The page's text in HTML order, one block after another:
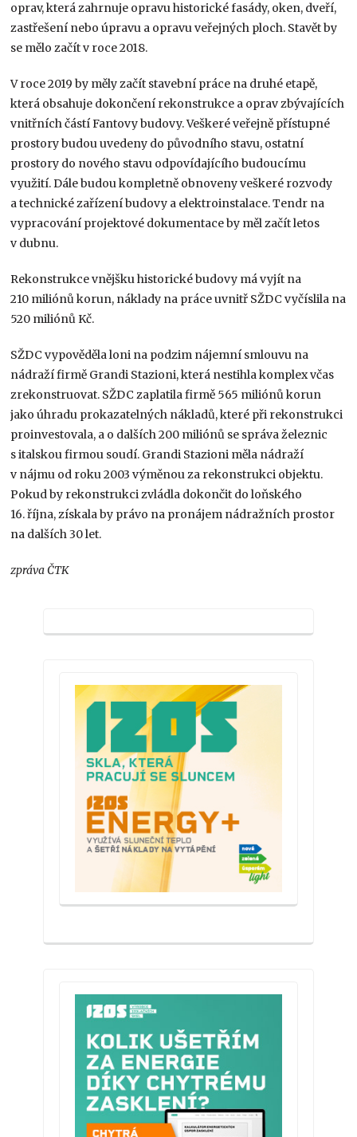
oprav, která zahrnuje opravu historické fasády, oken, dveří,
zastřešení nebo úpravu a opravu veřejných ploch. Stavět by
se mělo začít v roce 2018.
V roce 2019 by měly začít stavební práce na druhé etapě,
která obsahuje dokončení rekonstrukce a oprav zbývajících
vnitřních částí Fantovy budovy. Veškeré veřejně přístupné
prostory budou uvedeny do původního stavu, ostatní
prostory do nového stavu odpovídajícího budoucímu
využití. Dále budou kompletně obnoveny veškeré rozvody
a technické zařízení budovy a elektroinstalace. Tendr na
vypracování projektové dokumentace by měl začít letos
v dubnu.
Rekonstrukce vnějšku historické budovy má vyjít na
210 miliónů korun, náklady na práce uvnitř SŽDC vyčíslila na
520 miliónů Kč.
SŽDC vypověděla loni na podzim nájemní smlouvu na
nádraží firmě Grandi Stazioni, která nestihla komplex včas
zrekonstruovat. SŽDC zaplatila firmě 565 miliónů korun
jako úhradu prokazatelných nákladů, které při rekonstrukci
proinvestovala, a o dalších 200 miliónů se správa železnic
s italskou firmou soudí. Grandi Stazioni měla nádraží
v nájmu od roku 2003 výměnou za rekonstrukci objektu.
Pokud by rekonstrukci zvládla dokončit do loňského
16. října, získala by právo na pronájem nádražních prostor
na dalších 30 let.
zpráva ČTK